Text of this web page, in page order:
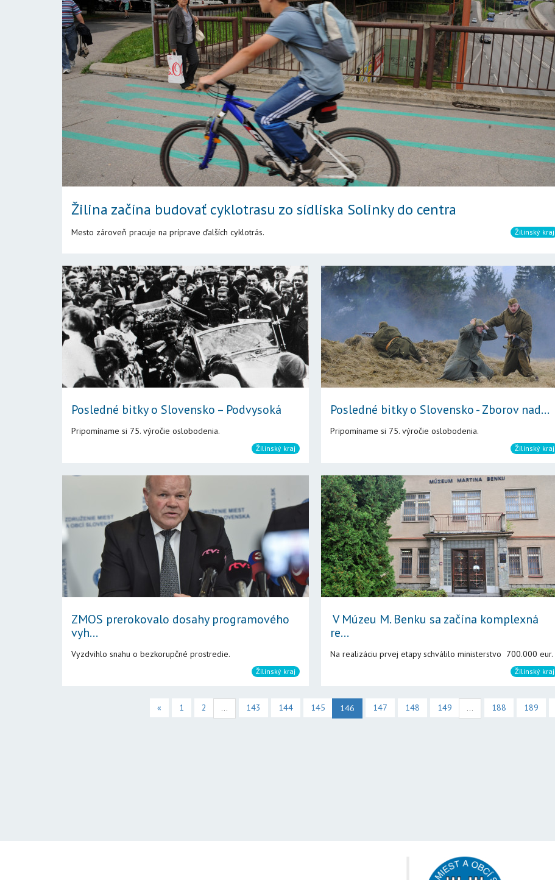
Žilina začína budovať cyklotrasu zo sídliska Solinky do centra
Mesto zároveň pracuje na príprave ďalších cyklotrás. Žilinský kraj
Posledné bitky o Slovensko – Podvysoká
Pripomíname si 75. výročie oslobodenia.
Žilinský kraj
Posledné bitky o Slovensko - Zborov nad...
Pripomíname si 75. výročie oslobodenia.
Žilinský kraj
ZMOS prerokovalo dosahy programového
vyh...
Vyzdvihlo snahu o bezkorupčné prostredie.
Žilinský kraj
V Múzeu M. Benku sa začína komplexná
re...
Na realizáciu prvej etapy schválilo ministerstvo 700.000 eur.
Žilinský kraj
« 1 2 ... 143 144 145 146 147 148 149 ... 188 189